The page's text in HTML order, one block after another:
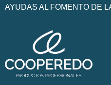
AYUDAS AL FOMENTO DE